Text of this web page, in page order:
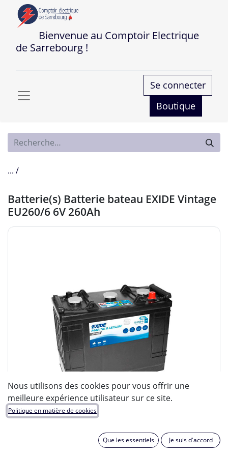
Bienvenue au Comptoir Electrique
de Sarrebourg !
Se connecter
Boutique
... /
Batterie(s) Batterie bateau EXIDE Vintage
EU260/6 6V 260Ah
Nous utilisons des cookies pour vous offrir une
meilleure expérience utilisateur sur ce site.
Politique en matière de cookies
Que les essentiels Je suis d'accord